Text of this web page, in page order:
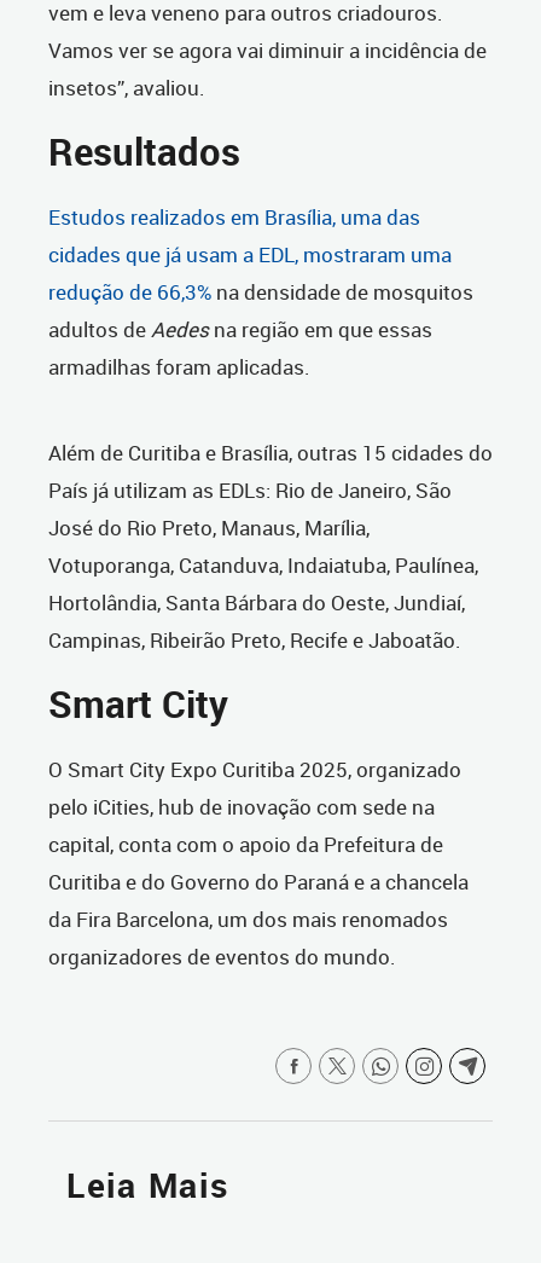
vem e leva veneno para outros criadouros.
Vamos ver se agora vai diminuir a incidência de
insetos”, avaliou.
Resultados
Estudos realizados em Brasília, uma das
cidades que já usam a EDL, mostraram uma
redução de 66,3% na densidade de mosquitos
adultos deAedesna região em que essas
armadilhas foram aplicadas.
Além de Curitiba e Brasília, outras 15 cidades do
País já utilizam as EDLs: Rio de Janeiro, São
José do Rio Preto, Manaus, Marília,
Votuporanga, Catanduva, Indaiatuba, Paulínea,
Hortolândia, Santa Bárbara do Oeste, Jundiaí,
Campinas, Ribeirão Preto, Recife e Jaboatão.
Smart City
O Smart City Expo Curitiba 2025, organizado
pelo iCities, hub de inovação com sede na
capital, conta com o apoio da Prefeitura de
Curitiba e do Governo do Paraná e a chancela
da Fira Barcelona, um dos mais renomados
organizadores de eventos do mundo.
Leia Mais